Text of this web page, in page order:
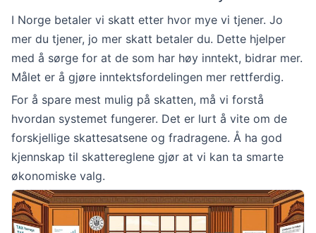
I Norge betaler vi skatt etter hvor mye vi tjener. Jo
mer du tjener, jo mer skatt betaler du. Dette hjelper
med å sørge for at de som har høy inntekt, bidrar mer.
Målet er å gjøre inntektsfordelingen mer rettferdig.
For å spare mest mulig på skatten, må vi forstå
hvordan systemet fungerer. Det er lurt å vite om de
forskjellige skattesatsene og fradragene. Å ha god
kjennskap til skattereglene gjør at vi kan ta smarte
økonomiske valg.